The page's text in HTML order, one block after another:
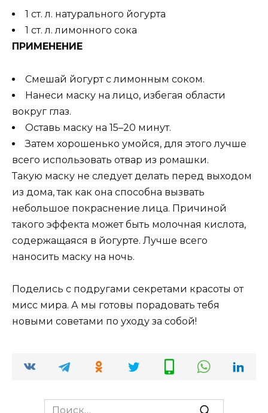
1 ст. л. натурального йогурта
1 ст. л. лимонного сока
ПРИМЕНЕНИЕ
Смешай йогурт с лимонным соком.
Нанеси маску на лицо, избегая области
вокруг глаз.
Оставь маску на 15–20 минут.
Затем хорошенько умойся, для этого лучше
всего использовать отвар из ромашки.
Такую маску не следует делать перед выходом
из дома, так как она способна вызвать
небольшое покраснение лица. Причиной
такого эффекта может быть молочная кислота,
содержащаяся в йогурте. Лучше всего
наносить маску на ночь.
Поделись с подругами секретами красоты от
мисс мира. А мы готовы порадовать тебя
новыми советами по уходу за собой!
Search